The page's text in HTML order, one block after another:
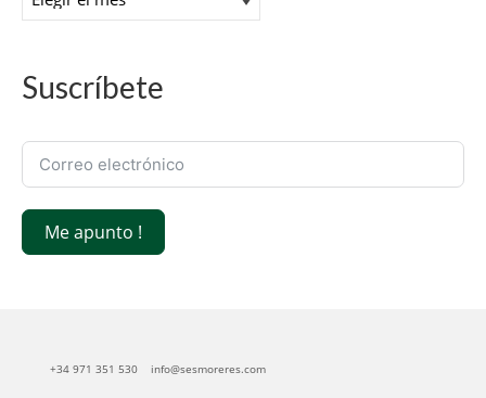
las
Suscríbete
Me apunto !
+34 971 351 530 info@sesmoreres.com